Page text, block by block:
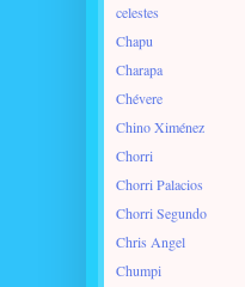
celestes
Chapu
Charapa
Chévere
Chino Ximénez
Chorri
Chorri Palacios
Chorri Segundo
Chris Angel
Chumpi